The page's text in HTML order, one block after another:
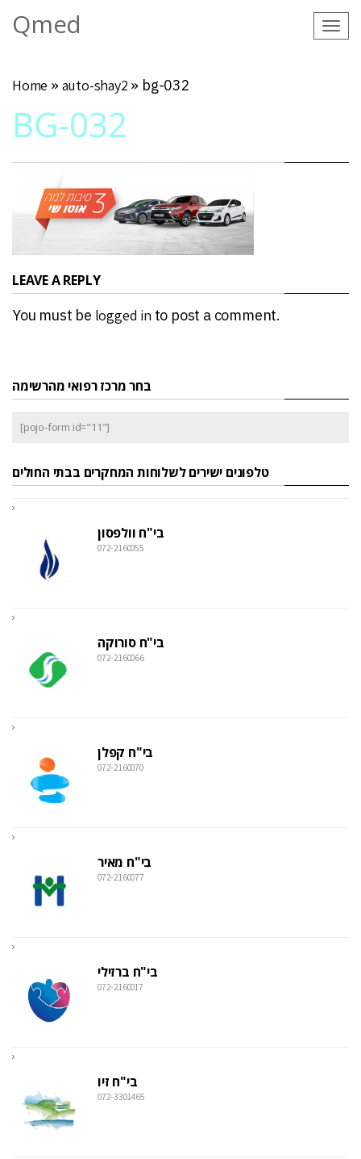
Qmed
Home » auto-shay2 » bg-032
BG-032
LEAVE A REPLY
You must be logged in to post a comment.
בחר מרכז רפואי מהרשימה
[pojo-form id="11"]
טלפונים ישירים לשלוחות המחקרים בבתי החולים
בי"ח וולפסון
072-2160055
בי"ח סורוקה
072-2160066
בי"ח קפלן
072-2160070
בי"ח מאיר
072-2160077
בי"ח ברזילי
072-2160017
בי"ח זיו
072-3301465